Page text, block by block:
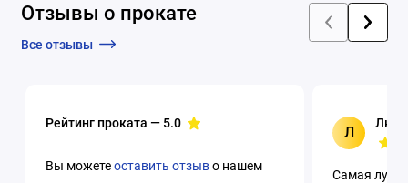
Отзывы о прокате
Все отзывы
Рейтинг проката — 5.0
Вы можетеоставить отзыво нашем
Л
Самая